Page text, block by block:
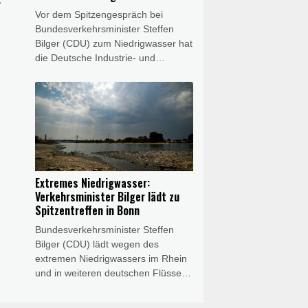
anpassen
Vor dem Spitzengespräch bei
Bundesverkehrsminister Steffen
Bilger (CDU) zum Niedrigwasser hat
die Deutsche Industrie- und
zum Handeln aufgefordert. "Wir
brauchen jetzt eine verlässliche,
resiliente Infrastruktur", sagte DIHK-
Bereichsleiter Dirk Binding am
Donnerstag der Nachrichtenagentur
AFP. "Hier ist der Bund gefragt: Er
sollte seine Binnenwasserstraßen
besser an Niedrigwasserphasen
anpassen."
Extremes Niedrigwasser:
Verkehrsminister Bilger lädt zu
Spitzentreffen in Bonn
Bundesverkehrsminister Steffen
Bilger (CDU) lädt wegen des
extremen Niedrigwassers im Rhein
und in weiteren deutschen Flüssen